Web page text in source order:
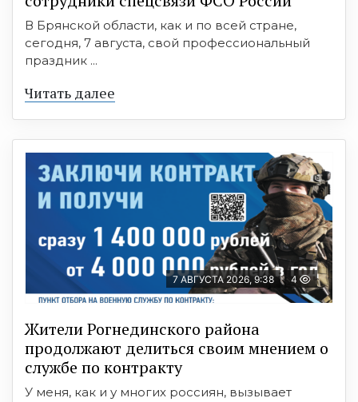
В Брянской области, как и по всей стране,
сегодня, 7 августа, свой профессиональный
праздник ...
Читать далее
7 АВГУСТА 2026, 9:38 4
Жители Рогнединского района
продолжают делиться своим мнением о
службе по контракту
У меня, как и у многих россиян, вызывает